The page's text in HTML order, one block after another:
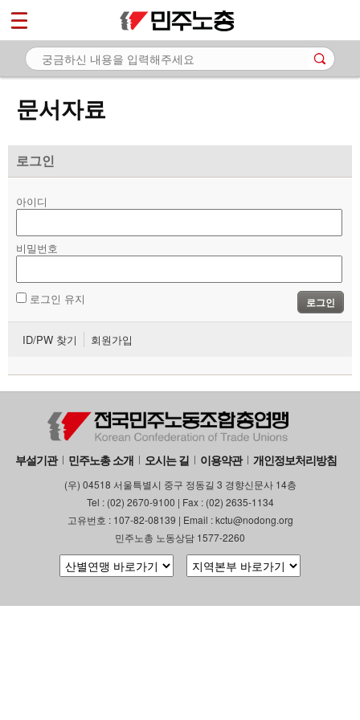
문서자료
로그인
아이디
비밀번호
로그인 유지 로그인
ID/PW 찾기 회원가입
부설기관 민주노총 소개 오시는 길 이용약관 개인정보처리방침
(우) 04518 서울특별시 중구 정동길 3 경향신문사 14층
Tel : (02) 2670-9100 | Fax : (02) 2635-1134
고유번호 : 107-82-08139 | Email : kctu@nodong.org
민주노총 노동상담 1577-2260
마이페이지
소개
노동상담
자료
- 미디어자료
- 카드뉴스
부설기관